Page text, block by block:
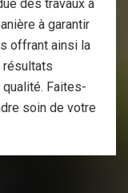
des travaux à
à garantir
offrant ainsi la
résultats
Faites-
soin de votre